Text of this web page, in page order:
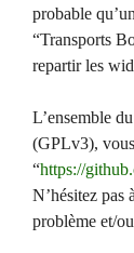
probable
“Transports
repartir les
L’ensemble
(GPLv3),
“https://
N’hésitez pas
problème et/